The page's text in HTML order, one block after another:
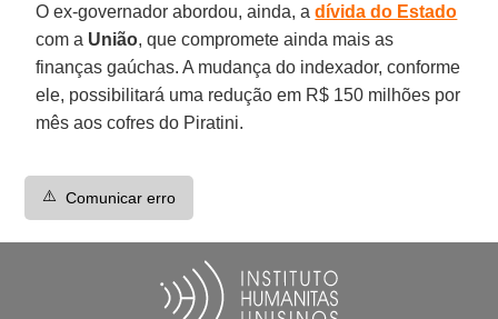
O ex-governador abordou, ainda, adívida do Estado
com a União, que compromete ainda mais as
finanças gaúchas. A mudança do indexador, conforme
ele, possibilitará uma redução em R$ 150 milhões por
mês aos cofres do Piratini.
⚠️ Comunicar erro